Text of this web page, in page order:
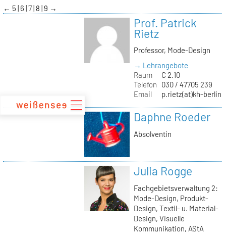
zum
Inhalt
← 5 6 7 8 9 →
Prof. Patrick
Rietz
Professor, Mode-Design
→ Lehrangebote
Raum
C 2.10
Telefon
030 / 47705 239
Email
p.rietz(at)kh-
Daphne Roeder
Absolventin
Julia Rogge
Fachgebietsverwaltung 2:
Mode-Design, Produkt-
Design, Textil- u. Material-
Design, Visuelle
Kommunikation, AStA